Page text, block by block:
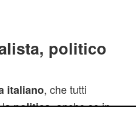
politico
italiano, che tutti
lapolitica, anche se in